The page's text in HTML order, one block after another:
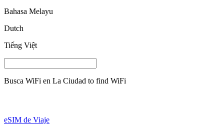
Bahasa Melayu
Dutch
Tiếng Việt
Busca WiFi en La Ciudad to find WiFi
eSIM de Viaje